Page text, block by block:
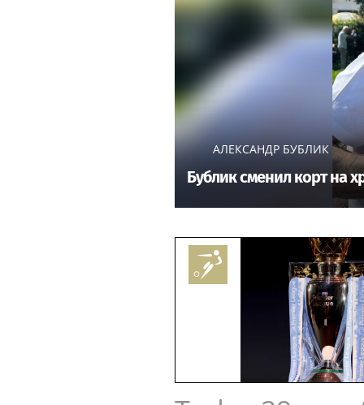
АЛЕКСАНДР БУБЛИК
Бублик сменил корт на